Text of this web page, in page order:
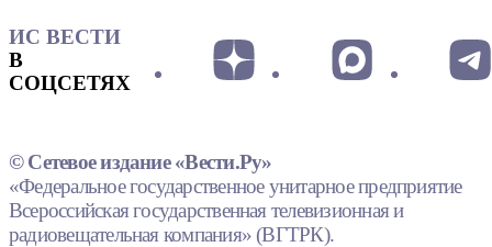
ИС ВЕСТИ
В
СОЦСЕТЯХ
© Сетевое издание «Вести.Ру»
«Федеральное государственное унитарное предприятие
Всероссийская государственная телевизионная и
радиовещательная компания» (ВГТРК).